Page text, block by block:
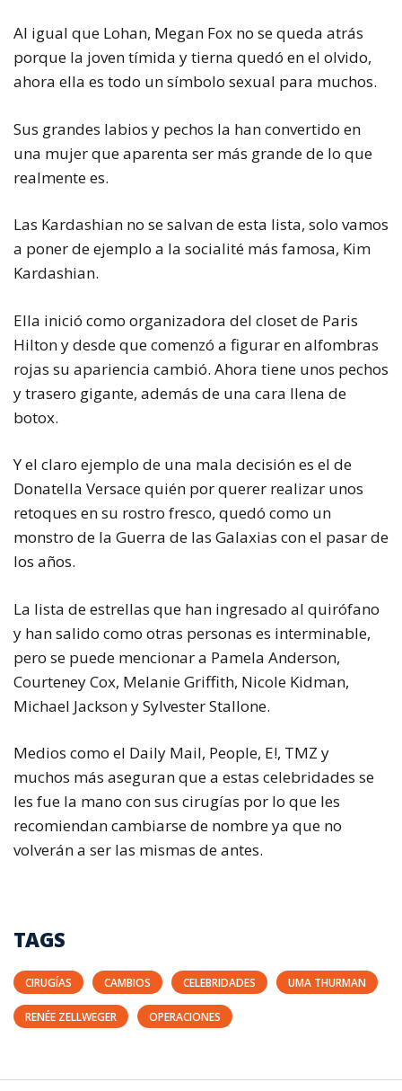
Al igual que Lohan, Megan Fox no se queda atrás
porque la joven tímida y tierna quedó en el olvido,
ahora ella es todo un símbolo sexual para muchos.
Sus grandes labios y pechos la han convertido en
una mujer que aparenta ser más grande de lo que
realmente es.
Las Kardashian no se salvan de esta lista, solo vamos
a poner de ejemplo a la socialité más famosa, Kim
Kardashian.
Ella inició como organizadora del closet de Paris
Hilton y desde que comenzó a figurar en alfombras
rojas su apariencia cambió. Ahora tiene unos pechos
y trasero gigante, además de una cara llena de
botox.
Y el claro ejemplo de una mala decisión es el de
Donatella Versace quién por querer realizar unos
retoques en su rostro fresco, quedó como un
monstro de la Guerra de las Galaxias con el pasar de
los años.
La lista de estrellas que han ingresado al quirófano
y han salido como otras personas es interminable,
pero se puede mencionar a Pamela Anderson,
Courteney Cox, Melanie Griffith, Nicole Kidman,
Michael Jackson y Sylvester Stallone.
Medios como el Daily Mail, People, E!, TMZ y
muchos más aseguran que a estas celebridades se
les fue la mano con sus cirugías por lo que les
recomiendan cambiarse de nombre ya que no
volverán a ser las mismas de antes.
TAGS
CIRUGÍAS CAMBIOS CELEBRIDADES UMA THURMAN
RENÉE ZELLWEGER OPERACIONES